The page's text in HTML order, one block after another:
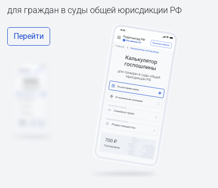
для граждан в суды общей юрисдикции РФ
Перейти